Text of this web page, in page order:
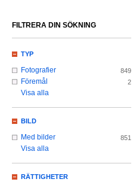
FILTRERA DIN SÖKNING
TYP
Fotografier 849
Föremål 2
Visa alla
BILD
Med bilder 851
Visa alla
RÄTTIGHETER